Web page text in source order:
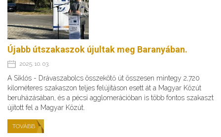
Újabb útszakaszok újultak meg Baranyában.
2025. 10. 03.
A Siklós - Drávaszabolcs összekötő út összesen mintegy 2,720
kilométeres szakaszon teljes felújításon esett át a Magyar Közút
beruházásában, és a pécsi agglomerációban is több fontos szakaszt
újított fel a Magyar Közút.
TOVÁBB